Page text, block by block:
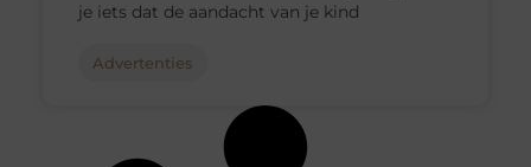
je iets dat de aandacht van je kind
Advertenties